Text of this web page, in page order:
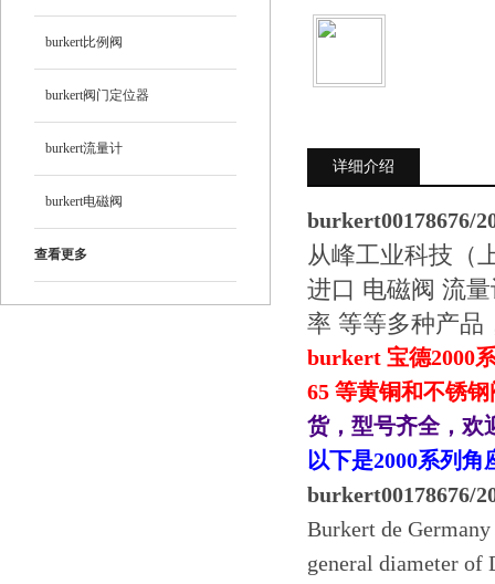
burkert比例阀
burkert阀门定位器
burkert流量计
burkert电磁阀
查看更多
详细介绍
burkert00178676/
从峰工业科技（
进口 电磁阀 流
率 等等多种产品
burkert 宝德2000
65 等黄铜和不锈
货，型号齐全，欢
以下是2000系列
burkert00178676/
Burkert de
general diameter of